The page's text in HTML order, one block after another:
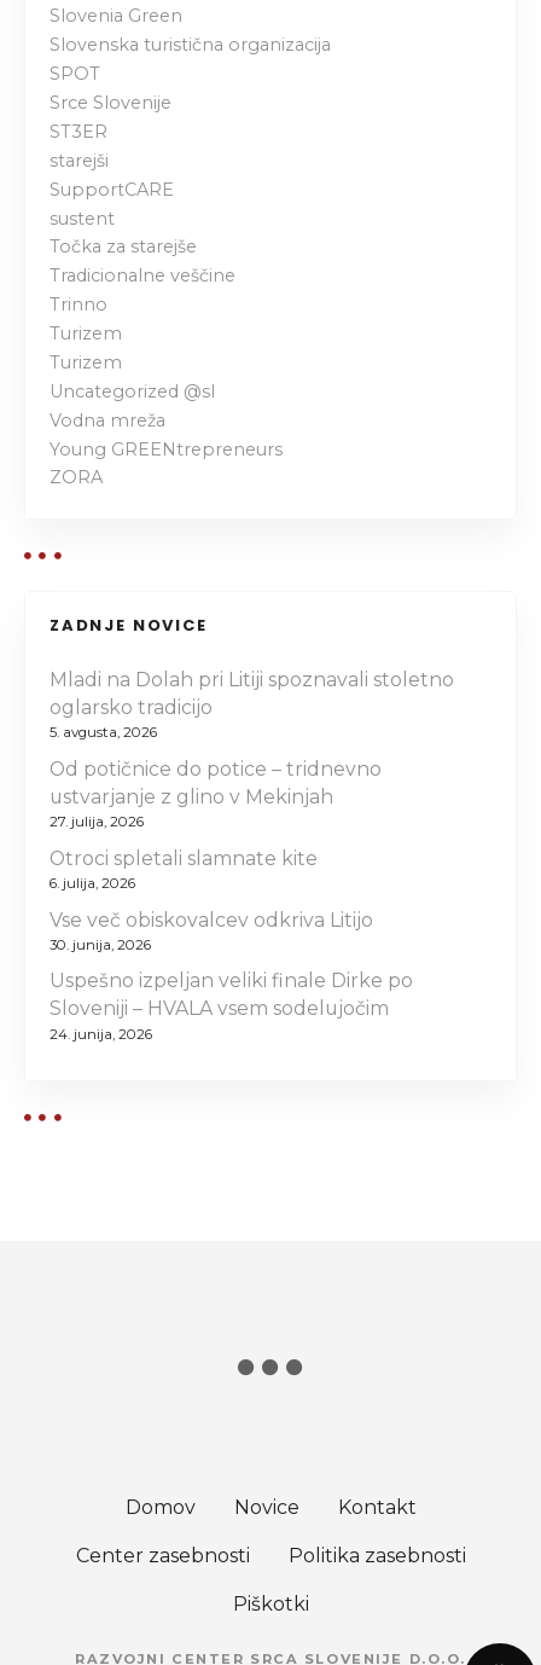
Slovenia Green
Slovenska turistična organizacija
SPOT
Srce Slovenije
ST3ER
starejši
SupportCARE
sustent
Točka za starejše
Tradicionalne veščine
Trinno
Turizem
Turizem
Uncategorized @sl
Vodna mreža
Young GREENtrepreneurs
ZORA
ZADNJE NOVICE
Mladi na Dolah pri Litiji spoznavali stoletno
oglarsko tradicijo
5. avgusta, 2026
Od potičnice do potice – tridnevno
ustvarjanje z glino v Mekinjah
27. julija, 2026
Otroci spletali slamnate kite
6. julija, 2026
Vse več obiskovalcev odkriva Litijo
30. junija, 2026
Uspešno izpeljan veliki finale Dirke po
Sloveniji – HVALA vsem sodelujočim
24. junija, 2026
Domov Novice Kontakt
Center zasebnosti Politika zasebnosti
Piškotki
RAZVOJNI CENTER SRCA SLOVENIJE D.O.O.